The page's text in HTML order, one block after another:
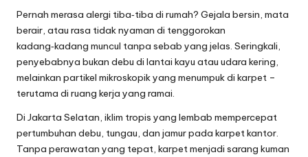
Pernah merasa alergi tiba‑tiba di rumah? Gejala bersin, mata
berair, atau rasa tidak nyaman di tenggorokan
kadang‑kadang muncul tanpa sebab yang jelas. Seringkali,
penyebabnya bukan debu di lantai kayu atau udara kering,
melainkan partikel mikroskopik yang menumpuk di karpet –
terutama di ruang kerja yang ramai.
Di Jakarta Selatan, iklim tropis yang lembab mempercepat
pertumbuhan debu, tungau, dan jamur pada karpet kantor.
Tanpa perawatan yang tepat, karpet menjadi sarang kuman